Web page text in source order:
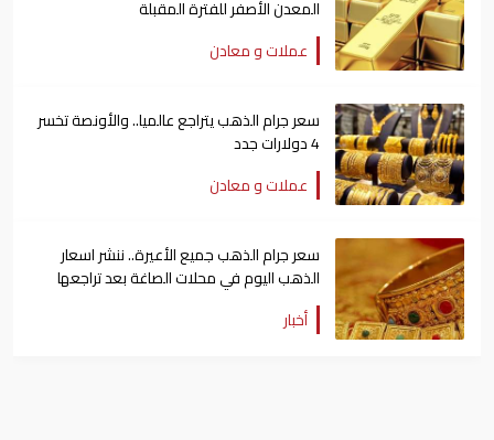
المعدن الأصفر للفترة المقبلة
عملات و معادن
سعر جرام الذهب يتراجع عالميا.. والأونصة تخسر
4 دولارات جدد
عملات و معادن
سعر جرام الذهب جميع الأعيرة.. ننشر اسعار
الذهب اليوم في محلات الصاغة بعد تراجعها
أخبار